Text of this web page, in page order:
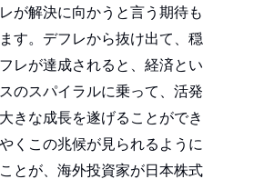
が解決に向かうと言う期待も
す。デフレから抜け出て、穏
レが達成されると、経済とい
のスパイラルに乗って、活発
きな成長を遂げることができ
くこの兆候が見られるように
とが、海外投資家が日本株式